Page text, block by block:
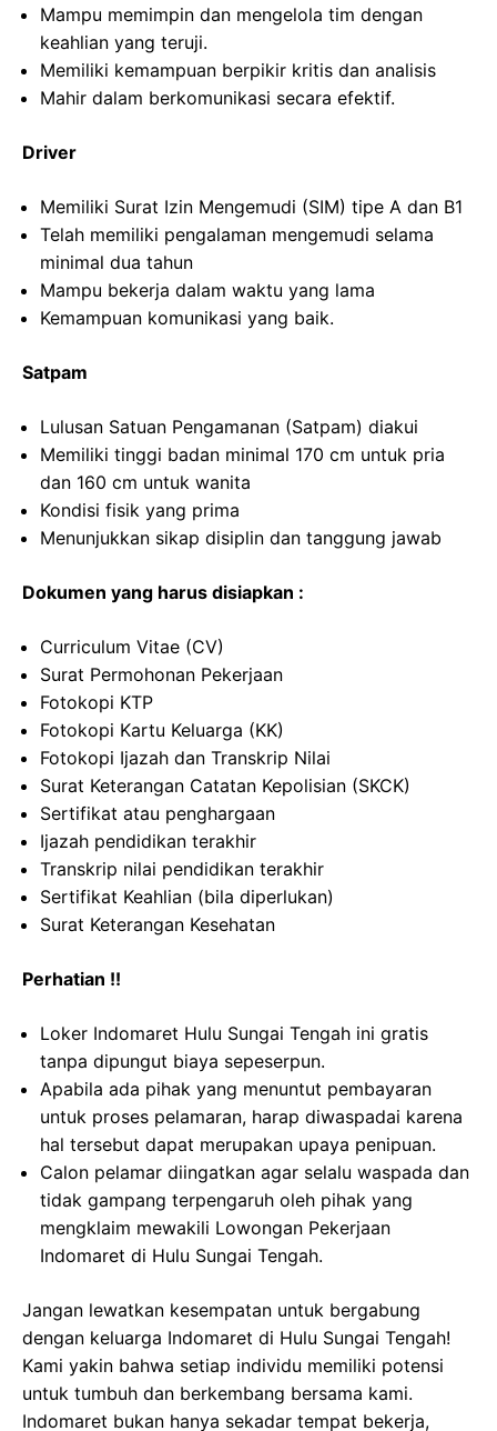
Mampu memimpin dan mengelola tim dengan
keahlian yang teruji.
Memiliki kemampuan berpikir kritis dan analisis
Mahir dalam berkomunikasi secara efektif.
Driver
Memiliki Surat Izin Mengemudi (SIM) tipe A dan B1
Telah memiliki pengalaman mengemudi selama
minimal dua tahun
Mampu bekerja dalam waktu yang lama
Kemampuan komunikasi yang baik.
Satpam
Lulusan Satuan Pengamanan (Satpam) diakui
Memiliki tinggi badan minimal 170 cm untuk pria
dan 160 cm untuk wanita
Kondisi fisik yang prima
Menunjukkan sikap disiplin dan tanggung jawab
Dokumen yang harus disiapkan :
Curriculum Vitae (CV)
Surat Permohonan Pekerjaan
Fotokopi KTP
Fotokopi Kartu Keluarga (KK)
Fotokopi Ijazah dan Transkrip Nilai
Surat Keterangan Catatan Kepolisian (SKCK)
Sertifikat atau penghargaan
Ijazah pendidikan terakhir
Transkrip nilai pendidikan terakhir
Sertifikat Keahlian (bila diperlukan)
Surat Keterangan Kesehatan
Perhatian !!
Loker Indomaret Hulu Sungai Tengah ini gratis
tanpa dipungut biaya sepeserpun.
Apabila ada pihak yang menuntut pembayaran
untuk proses pelamaran, harap diwaspadai karena
hal tersebut dapat merupakan upaya penipuan.
Calon pelamar diingatkan agar selalu waspada dan
tidak gampang terpengaruh oleh pihak yang
mengklaim mewakili Lowongan Pekerjaan
Indomaret di Hulu Sungai Tengah.
Jangan lewatkan kesempatan untuk bergabung
dengan keluarga Indomaret di Hulu Sungai Tengah!
Kami yakin bahwa setiap individu memiliki potensi
untuk tumbuh dan berkembang bersama kami.
Indomaret bukan hanya sekadar tempat bekerja,